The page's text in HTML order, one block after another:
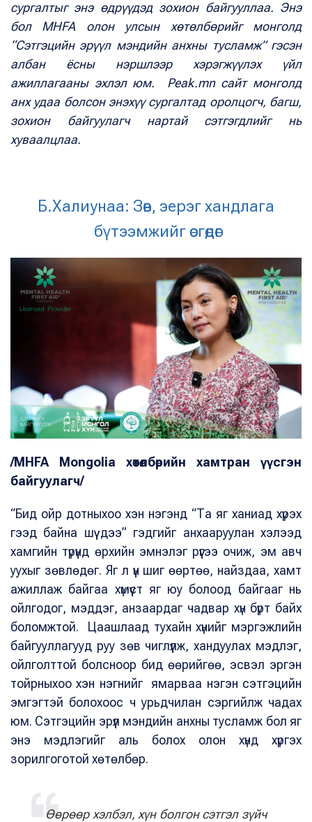
сургалтыг энэ өдрүүдэд зохион байгууллаа. Энэ
бол MHFA олон улсын хөтөлбөрийг монголд
“Сэтгэцийн эрүүл мэндийн анхны тусламж” гэсэн
албан ёсны нэршлээр хэрэгжүүлэх үйл
ажиллагааны эхлэл юм. Peak.mn сайт монголд
анх удаа болсон энэхүү сургалтад оролцогч, багш,
зохион байгуулагч нартай сэтгэгдлийг нь
хуваалцлаа.
Б.Халиунаа: Зөв, эерэг хандлага
бүтээмжийг өсгөдөг
/MHFA Mongolia хөтөлбөрийн хамтран үүсгэн
байгуулагч/
“Бид ойр дотныхоо хэн нэгэнд “Та яг ханиад хүрэх
гээд байна шүү дээ” гэдгийг анхааруулан хэлээд
хамгийн түрүүнд өрхийн эмнэлэг рүүгээ очиж, эм авч
уухыг зөвлөдөг. Яг л үүн шиг өөртөө, найздаа, хамт
ажиллаж байгаа хүмүүст яг юу болоод байгааг нь
ойлгодог, мэддэг, анзаардаг чадвар хүн бүрт байх
боломжтой. Цаашлаад тухайн хүнийг мэргэжлийн
байгууллагууд руу зөв чиглүүлж, хандуулах мэдлэг,
ойлголттой болсноор бид өөрийгөө, эсвэл эргэн
тойрныхоо хэн нэгнийг ямарваа нэгэн сэтгэцийн
эмгэгтэй болохоос ч урьдчилан сэргийлж чадах
юм. Сэтгэцийн эрүүл мэндийн анхны тусламж бол яг
энэ мэдлэгийг аль болох олон хүнд хүргэх
зорилгоготой хөтөлбөр.
Өөрөөр хэлбэл, хүн болгон сэтгэл зүйч